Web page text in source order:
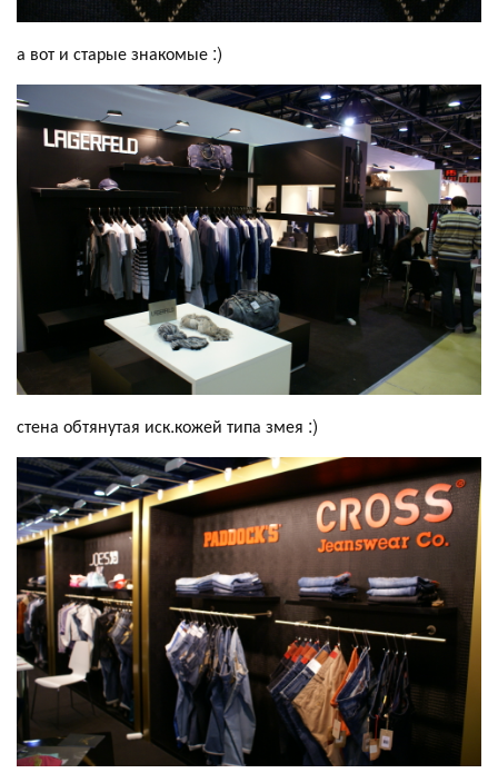
а вот и старые знакомые :)
стена обтянутая иск.кожей типа змея :)